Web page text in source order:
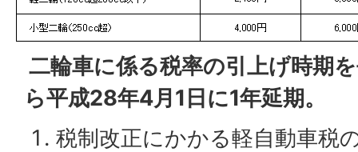
二輪車に係る税率の引上げ時期
ら平成28年4月1日に1年延期。
税制改正にかかる軽自動車税